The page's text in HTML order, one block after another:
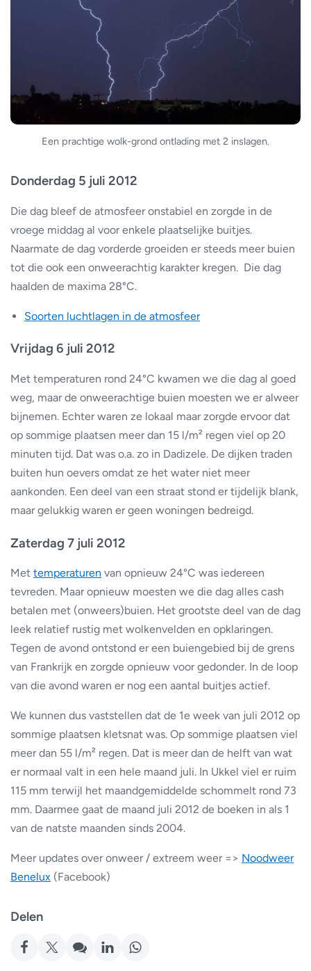
Een prachtige wolk-grond ontlading met 2 inslagen.
Donderdag 5 juli 2012
Die dag bleef de atmosfeer onstabiel en zorgde in de
vroege middag al voor enkele plaatselijke buitjes.
Naarmate de dag vorderde groeiden er steeds meer buien
tot die ook een onweerachtig karakter kregen. Die dag
haalden de maxima 28°C.
Soorten luchtlagen in de atmosfeer
Vrijdag 6 juli 2012
Met temperaturen rond 24°C kwamen we die dag al goed
weg, maar de onweerachtige buien moesten we er alweer
bijnemen. Echter waren ze lokaal maar zorgde ervoor dat
op sommige plaatsen meer dan 15 l/m² regen viel op 20
minuten tijd. Dat was o.a. zo in Dadizele. De dijken traden
buiten hun oevers omdat ze het water niet meer
aankonden. Een deel van een straat stond er tijdelijk blank,
maar gelukkig waren er geen woningen bedreigd.
Zaterdag 7 juli 2012
Met temperaturen van opnieuw 24°C was iedereen
tevreden. Maar opnieuw moesten we die dag alles cash
betalen met (onweers)buien. Het grootste deel van de dag
leek relatief rustig met wolkenvelden en opklaringen.
Tegen de avond ontstond er een buiengebied bij de grens
van Frankrijk en zorgde opnieuw voor gedonder. In de loop
van die avond waren er nog een aantal buitjes actief.
We kunnen dus vaststellen dat de 1e week van juli 2012 op
sommige plaatsen kletsnat was. Op sommige plaatsen viel
meer dan 55 l/m² regen. Dat is meer dan de helft van wat
er normaal valt in een hele maand juli. In Ukkel viel er ruim
115 mm terwijl het maandgemiddelde schommelt rond 73
mm. Daarmee gaat de maand juli 2012 de boeken in als 1
van de natste maanden sinds 2004.
Meer updates over onweer / extreem weer => Noodweer
Benelux (Facebook)
Delen